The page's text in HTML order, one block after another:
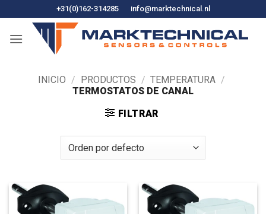
al
contenido
+31(0)162-314285 info@marktechnical.nl
INICIO / PRODUCTOS / TEMPERATURA /
TERMOSTATOS DE CANAL
FILTRAR